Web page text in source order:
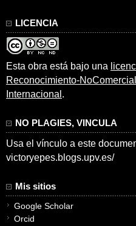
LICENCIA
Esta obra está bajo una
Reconocimiento-
Internacional .
NO PLAGIES, VINCULA
Usa el vínculo a este
victoryepes.blogs.upv.es/
Mis sitios
Google Scholar
Orcid